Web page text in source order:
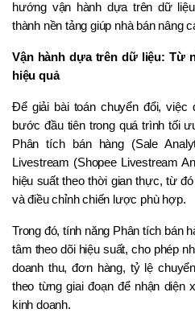
hướng vận hành dựa trên dữ
thành nền tảng giúp nhà bán nâng
Vận hành dựa trên dữ liệu: Từ
hiệu quả
Để giải bài toán chuyển đổi, việc
bước đầu tiên trong quá trình tối
Phân tích bán hàng (Sale
Livestream (Shopee Livestream
hiệu suất theo thời gian thực, từ
và điều chỉnh chiến lược phù hợp.
Trong đó, tính năng Phân tích bán
tâm theo dõi hiệu suất, cho phép
doanh thu, đơn hàng, tỷ lệ
theo từng giai đoạn để nhận diện
kinh doanh.